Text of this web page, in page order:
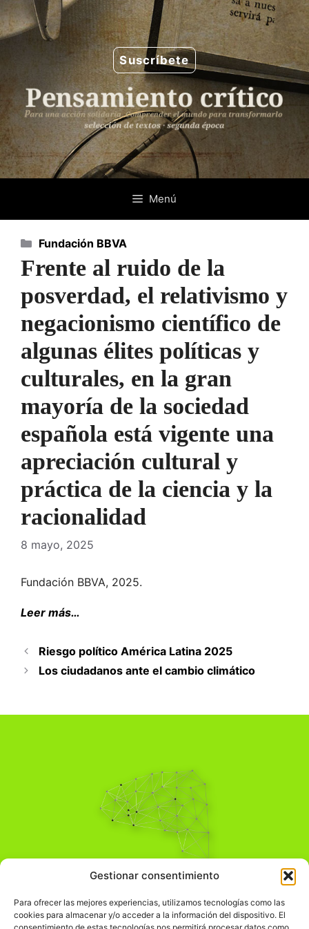
Gestionar consentimiento
Para ofrecer las mejores experiencias, utilizamos tecnologías como las
cookies para almacenar y/o acceder a la información del dispositivo. El
Saltar
al
contenido
Suscríbete
Menú
Frente al ruido de la
posverdad, el relativismo y
negacionismo científico de
algunas élites políticas y
culturales, en la gran
mayoría de la sociedad
española está vigente una
apreciación cultural y
práctica de la ciencia y la
racionalidad
8 mayo, 2025
Fundación BBVA, 2025.
Leer más…
Categorías
Fundación BBVA
Riesgo político América Latina 2025
Los ciudadanos ante el cambio climático
Pensamiento Crítico
Comprender el mundo para transformarlo.